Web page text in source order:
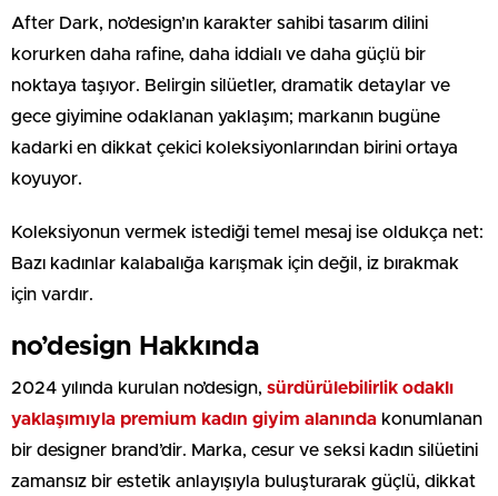
After Dark, no’design’ın karakter sahibi tasarım dilini
korurken daha rafine, daha iddialı ve daha güçlü bir
noktaya taşıyor. Belirgin silüetler, dramatik detaylar ve
gece giyimine odaklanan yaklaşım; markanın bugüne
kadarki en dikkat çekici koleksiyonlarından birini ortaya
koyuyor.
Koleksiyonun vermek istediği temel mesaj ise oldukça net:
Bazı kadınlar kalabalığa karışmak için değil, iz bırakmak
için vardır.
no’design Hakkında
2024 yılında kurulan no’design, sürdürülebilirlik odaklı
yaklaşımıyla premium kadın giyim alanında konumlanan
bir designer brand’dir. Marka, cesur ve seksi kadın silüetini
zamansız bir estetik anlayışıyla buluşturarak güçlü, dikkat